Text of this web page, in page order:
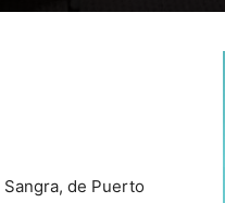
de Puerto